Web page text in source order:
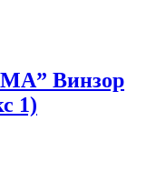
Винзор
1)